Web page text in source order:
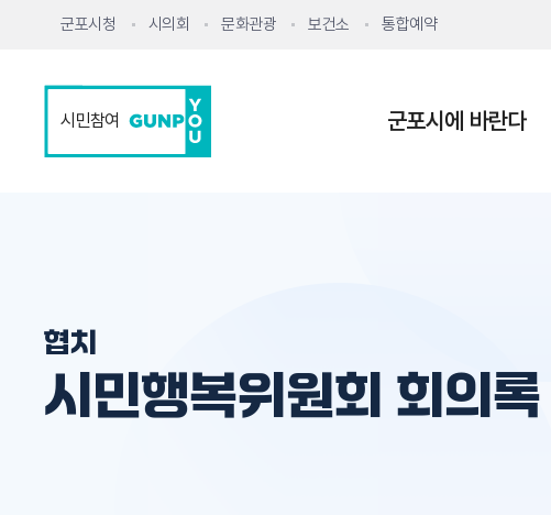
군포시청 시의회 문화관광 보건소 통합예약
시민참여 군포시에 바란다
협치
시민행복위원회 회의록